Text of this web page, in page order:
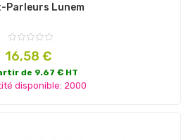
Parleurs Lunem
Prix
16,58 €
de 9.67 € HT
disponible: 2000